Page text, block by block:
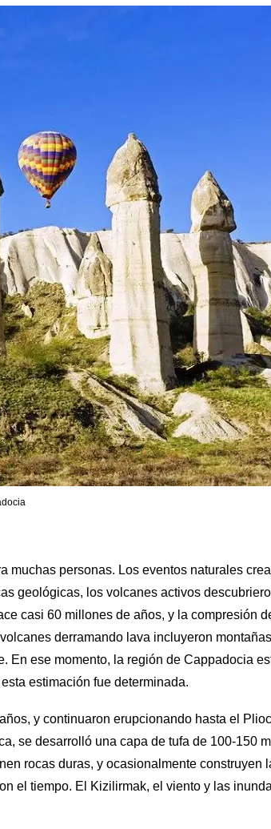
personas. Los eventos naturales
geológicas, los volcanes activos
casi 60 millones de años, y la compresión
derramando lava incluyeron
ese momento, la región de Cappadocia
estimación fue determinada.
y continuaron erupcionando hasta el
se desarrolló una capa de tufa de 100-150
rocas duras, y ocasionalmente construyen
el tiempo. El Kizilirmak, el viento y las